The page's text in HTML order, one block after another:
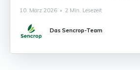
Zeit nachts in den Frost-Bereich
die Sencrop-App eine Frostalarm-
Ihnen die Sencrop-Wetterstation,
10. März 2026 • 2 Min. Lesezeit
Das Sencrop-Team